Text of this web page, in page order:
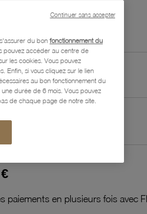
détaillées
Retours et Garantie
paiements en plusieurs fois avec
du bon fonctionnement du
pouvez accéder au centre de
les cookies. Vous pouvez
Enfin, si vous cliquez sur le lien
au bon fonctionnement du
durée de 6 mois. Vous pouvez
de chaque page de notre site.
Continuer sans accepter